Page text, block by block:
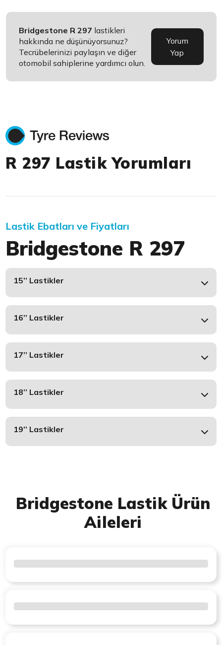
Bridgestone R 297 lastikleri
hakkında ne düşünüyorsunuz?
Tecrübelerinizi paylaşın ve diğer
otomobil sahiplerine yardımcı olun.
Yorum
Yap
R 297 Lastik Yorumları
Lastik Ebatları ve Fiyatları
Bridgestone R 297
15’’ Lastikler
16’’ Lastikler
17’’ Lastikler
18’’ Lastikler
19’’ Lastikler
Bridgestone Lastik Ürün
Aileleri